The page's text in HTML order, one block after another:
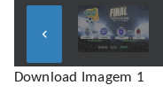
keyboard_arrow_left
Download Imagem 1